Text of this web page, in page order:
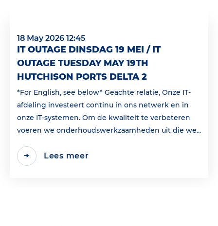
18 May 2026 12:45
IT OUTAGE DINSDAG 19 MEI / IT
OUTAGE TUESDAY MAY 19TH
HUTCHISON PORTS DELTA 2
*For English, see below* Geachte relatie, Onze IT-
afdeling investeert continu in ons netwerk en in
onze IT-systemen. Om de kwaliteit te verbeteren
voeren we onderhoudswerkzaamheden uit die we...
Lees meer